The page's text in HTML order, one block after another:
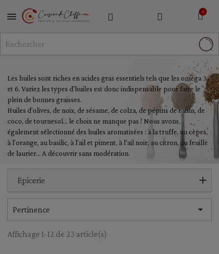
MENU
Les huiles sont riches en acides gras essentiels tels que les oméga 3
et 6. Variez les types d'huiles est donc indispensable pour faire le
plein de bonnes graisses.
Huiles d'olives, de noix, de sésame, de colza, de pépins de raisin, de
coco, de tournesol... le choix ne manque pas ! Nous avons
également sélectionné des huiles aromatisées : à la truffe, au cèpes,
à l'orange, au basilic, à l'ail et piment, à l'ail noir, au citron, au feuille
de laurier... A découvrir sans modération.
Epicerie
Pertinence 
Affichage 1-12 de 23 article(s)